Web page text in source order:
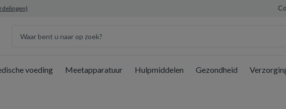
voeding Meetapparatuur Hulpmiddelen Gezondheid